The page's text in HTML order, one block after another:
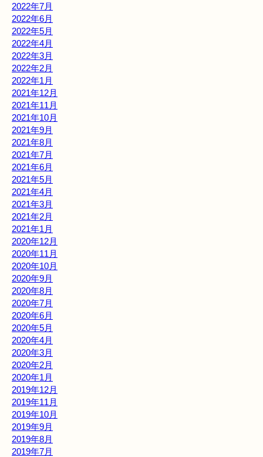
2022年7月
2022年6月
2022年5月
2022年4月
2022年3月
2022年2月
2022年1月
2021年12月
2021年11月
2021年10月
2021年9月
2021年8月
2021年7月
2021年6月
2021年5月
2021年4月
2021年3月
2021年2月
2021年1月
2020年12月
2020年11月
2020年10月
2020年9月
2020年8月
2020年7月
2020年6月
2020年5月
2020年4月
2020年3月
2020年2月
2020年1月
2019年12月
2019年11月
2019年10月
2019年9月
2019年8月
2019年7月